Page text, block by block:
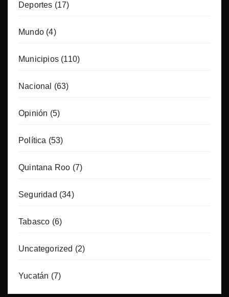
Deportes (17)
Mundo (4)
Municipios (110)
Nacional (63)
Opinión (5)
Política (53)
Quintana Roo (7)
Seguridad (34)
Tabasco (6)
Uncategorized (2)
Yucatán (7)